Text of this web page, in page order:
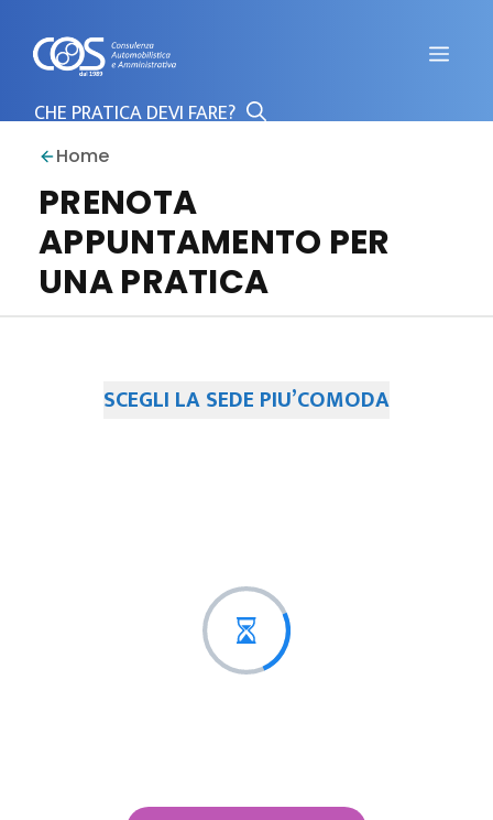
contenuto
Home
PRENOTA
APPUNTAMENTO PER
UNA PRATICA
SCEGLI LA SEDE PIU’COMODA